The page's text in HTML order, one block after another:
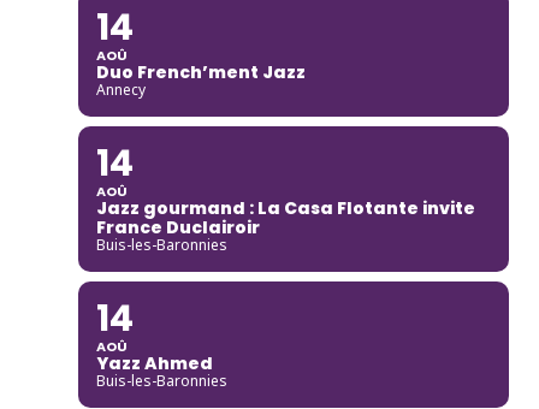
14
AOÛ
Duo French’ment Jazz
Annecy
14
AOÛ
Jazz gourmand : La Casa Flotante invite
France Duclairoir
Buis-les-Baronnies
14
AOÛ
Yazz Ahmed
Buis-les-Baronnies